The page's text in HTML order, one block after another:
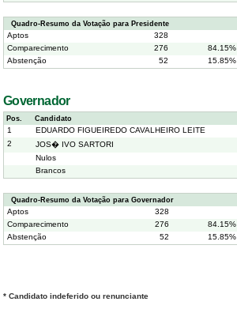
Quadro-Resumo da Votação para Presidente
Aptos
328
Comparecimento
276
84.15%
Abstenção
52 15.85%
Governador
Pos. Candidato
1 EDUARDO FIGUEIREDO CAVALHEIRO LEITE
2
JOS� IVO SARTORI
Nulos
Brancos
Quadro-Resumo da Votação para Governador
Aptos
328
Comparecimento
276
84.15%
Abstenção
52 15.85%
* Candidato indeferido ou renunciante